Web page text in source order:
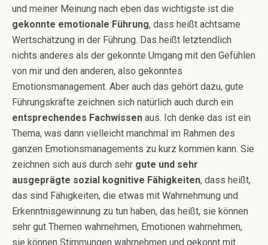
und meiner Meinung nach eben das wichtigste ist die
gekonnte emotionale Führung, dass heißt achtsame
Wertschätzung in der Führung. Das heißt letztendlich
nichts anderes als der gekonnte Umgang mit den Gefühlen
von mir und den anderen, also gekonntes
Emotionsmanagement. Aber auch das gehört dazu, gute
Führungskräfte zeichnen sich natürlich auch durch ein
entsprechendes Fachwissen aus. Ich denke das ist ein
Thema, was dann vielleicht manchmal im Rahmen des
ganzen Emotionsmanagements zu kurz kommen kann. Sie
zeichnen sich aus durch sehr gute und sehr
ausgeprägte sozial kognitive Fähigkeiten, dass heißt,
das sind Fähigkeiten, die etwas mit Wahrnehmung und
Erkenntnisgewinnung zu tun haben, das heißt, sie können
sehr gut Themen wahrnehmen, Emotionen wahrnehmen,
sie können Stimmungen wahrnehmen und gekonnt mit